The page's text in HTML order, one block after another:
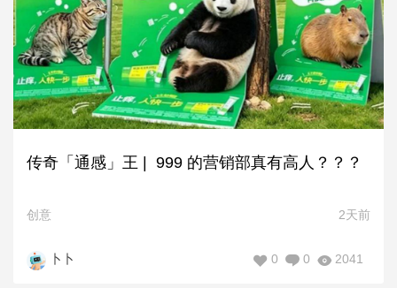
传奇「通感」王 | 999 的营销部真有高人？？？
创意 2天前
卜卜 2041
0
0